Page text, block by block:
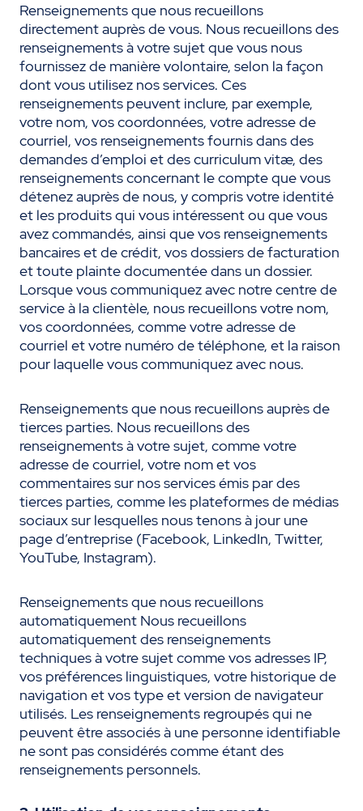
Renseignements que nous recueillons
directement auprès de vous. Nous recueillons des
renseignements à votre sujet que vous nous
fournissez de manière volontaire, selon la façon
dont vous utilisez nos services. Ces
renseignements peuvent inclure, par exemple,
votre nom, vos coordonnées, votre adresse de
courriel, vos renseignements fournis dans des
demandes d’emploi et des curriculum vitæ, des
renseignements concernant le compte que vous
détenez auprès de nous, y compris votre identité
et les produits qui vous intéressent ou que vous
avez commandés, ainsi que vos renseignements
bancaires et de crédit, vos dossiers de facturation
et toute plainte documentée dans un dossier.
Lorsque vous communiquez avec notre centre de
service à la clientèle, nous recueillons votre nom,
vos coordonnées, comme votre adresse de
courriel et votre numéro de téléphone, et la raison
pour laquelle vous communiquez avec nous.
Renseignements que nous recueillons auprès de
tierces parties. Nous recueillons des
renseignements à votre sujet, comme votre
adresse de courriel, votre nom et vos
commentaires sur nos services émis par des
tierces parties, comme les plateformes de médias
sociaux sur lesquelles nous tenons à jour une
page d’entreprise (Facebook, LinkedIn, Twitter,
YouTube, Instagram).
Renseignements que nous recueillons
automatiquement Nous recueillons
automatiquement des renseignements
techniques à votre sujet comme vos adresses IP,
vos préférences linguistiques, votre historique de
navigation et vos type et version de navigateur
utilisés. Les renseignements regroupés qui ne
peuvent être associés à une personne identifiable
ne sont pas considérés comme étant des
renseignements personnels.